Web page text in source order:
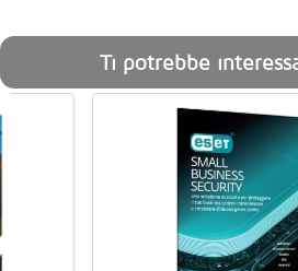
Ti potrebbe